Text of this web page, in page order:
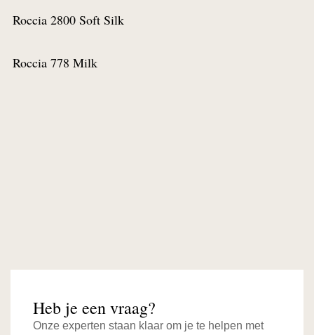
Roccia 2800 Soft Silk
Roccia 778 Milk
Heb je een vraag?
Onze experten staan klaar om je te helpen met